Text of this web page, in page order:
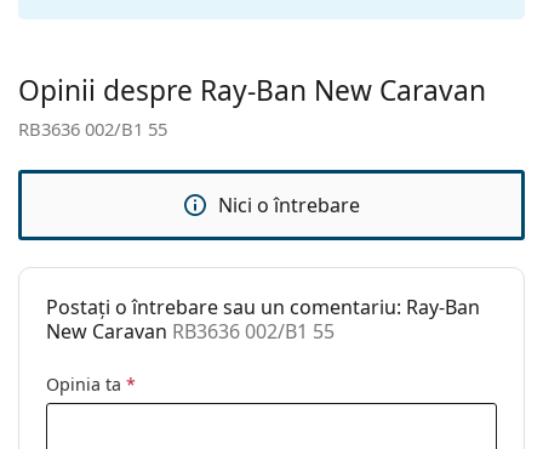
curățat:
Altele
Ochelari de soare
Brand:
Ray-Ban
Cod:
RB3636 002/B1 55
dioptrii:
Opinii despre Ray-Ban New Caravan
RB3636 002/B1 55
Nici o întrebare
Postați o întrebare sau un comentariu: Ray-Ban
New Caravan RB3636 002/B1 55
Opinia ta *